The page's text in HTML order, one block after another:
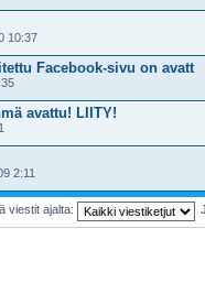
10:37
Facebook-sivu on avatt
avattu! LIITY!
2:11
viestit ajalta: